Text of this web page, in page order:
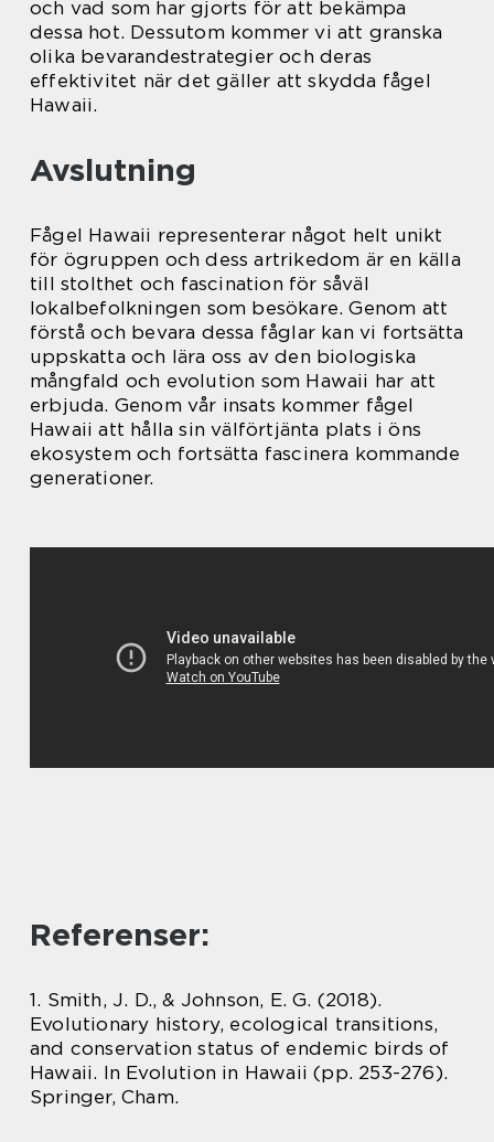
och vad som har gjorts för att bekämpa
dessa hot. Dessutom kommer vi att granska
olika bevarandestrategier och deras
effektivitet när det gäller att skydda fågel
Hawaii.
Avslutning
Fågel Hawaii representerar något helt unikt
för ögruppen och dess artrikedom är en källa
till stolthet och fascination för såväl
lokalbefolkningen som besökare. Genom att
förstå och bevara dessa fåglar kan vi fortsätta
uppskatta och lära oss av den biologiska
mångfald och evolution som Hawaii har att
erbjuda. Genom vår insats kommer fågel
Hawaii att hålla sin välförtjänta plats i öns
ekosystem och fortsätta fascinera kommande
generationer.
Referenser:
1. Smith, J. D., & Johnson, E. G. (2018).
Evolutionary history, ecological transitions,
and conservation status of endemic birds of
Hawaii. In Evolution in Hawaii (pp. 253-276).
Springer, Cham.